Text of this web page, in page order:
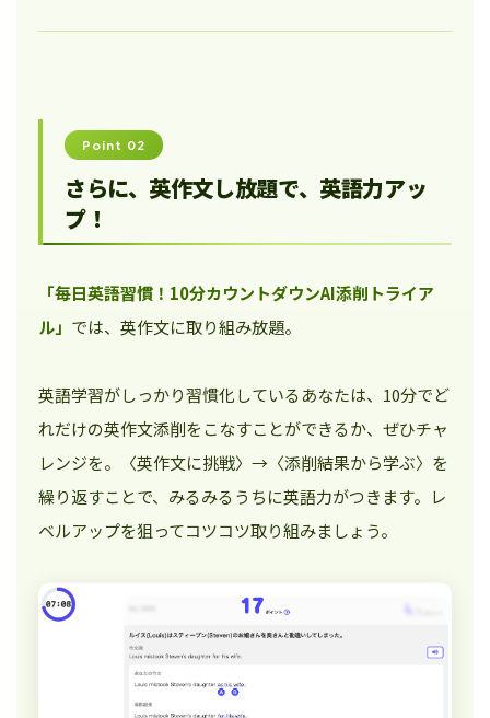
Point 02
さらに、英作文し放題で、英語力アッ
プ！
「毎日英語習慣！10分カウントダウンAI添削トライア
ル」 では、英作文に取り組み放題。
英語学習がしっかり習慣化しているあなたは、10分でど
れだけの英作文添削をこなすことができるか、ぜひチャ
レンジを。〈英作文に挑戦〉→〈添削結果から学ぶ〉を
繰り返すことで、みるみるうちに英語力がつきます。レ
ベルアップを狙ってコツコツ取り組みましょう。